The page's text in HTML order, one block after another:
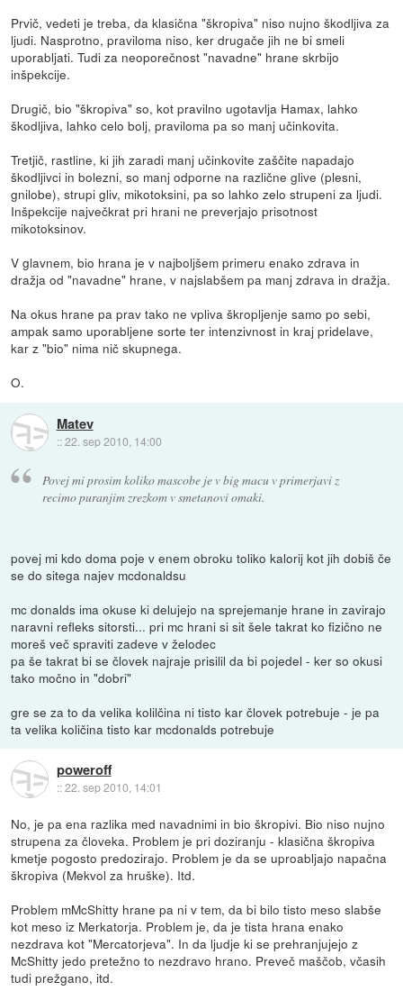
Prvič, vedeti je treba, da klasična "škropiva" niso nujno škodljiva za
ljudi. Nasprotno, praviloma niso, ker drugače jih ne bi smeli
uporabljati. Tudi za neoporečnost "navadne" hrane skrbijo
inšpekcije.
Drugič, bio "škropiva" so, kot pravilno ugotavlja Hamax, lahko
škodljiva, lahko celo bolj, praviloma pa so manj učinkovita.
Tretjič, rastline, ki jih zaradi manj učinkovite zaščite napadajo
škodljivci in bolezni, so manj odporne na različne glive (plesni,
gnilobe), strupi gliv, mikotoksini, pa so lahko zelo strupeni za ljudi.
Inšpekcije največkrat pri hrani ne preverjajo prisotnost
mikotoksinov.
V glavnem, bio hrana je v najboljšem primeru enako zdrava in
dražja od "navadne" hrane, v najslabšem pa manj zdrava in dražja.
Na okus hrane pa prav tako ne vpliva škropljenje samo po sebi,
ampak samo uporabljene sorte ter intenzivnost in kraj pridelave,
kar z "bio" nima nič skupnega.
O.
Matev
::22. sep 2010, 14:00
Povej mi prosim koliko mascobe je v big macu v primerjavi z
recimo puranjim zrezkom v smetanovi omaki.
povej mi kdo doma poje v enem obroku toliko kalorij kot jih dobiš če
se do sitega najev mcdonaldsu
mc donalds ima okuse ki delujejo na sprejemanje hrane in zavirajo
naravni refleks sitorsti... pri mc hrani si sit šele takrat ko fizično ne
moreš več spraviti zadeve v želodec
pa še takrat bi se človek najraje prisilil da bi pojedel - ker so okusi
tako močno in "dobri"
gre se za to da velika kolilčina ni tisto kar človek potrebuje - je pa
ta velika količina tisto kar mcdonalds potrebuje
poweroff
::22. sep 2010, 14:01
No, je pa ena razlika med navadnimi in bio škropivi. Bio niso nujno
strupena za človeka. Problem je pri doziranju - klasična škropiva
kmetje pogosto predozirajo. Problem je da se uproabljajo napačna
škropiva (Mekvol za hruške). Itd.
Problem mMcShitty hrane pa ni v tem, da bi bilo tisto meso slabše
kot meso iz Merkatorja. Problem je, da je tista hrana enako
nezdrava kot "Mercatorjeva". In da ljudje ki se prehranjujejo z
McShitty jedo pretežno to nezdravo hrano. Preveč maščob, včasih
tudi prežgano, itd.